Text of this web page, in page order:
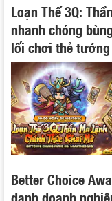
Loạn Thế 3Q:
nhanh chóng
lối chơi thẻ
Better Choice
danh doanh